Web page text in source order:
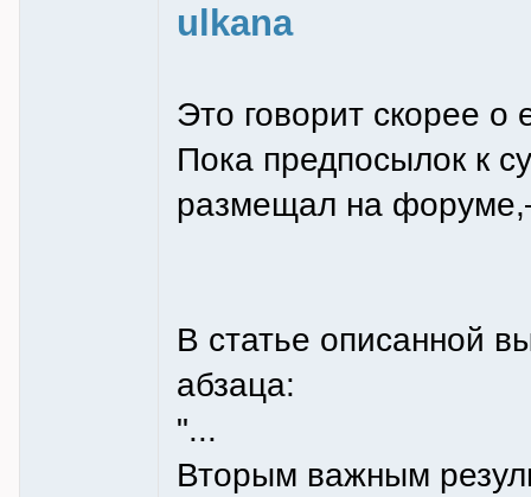
ulkana
Это говорит скорее
Пока предпосылок к
размещал на
В статье описанной
абзаца:
"...
Вторым важным